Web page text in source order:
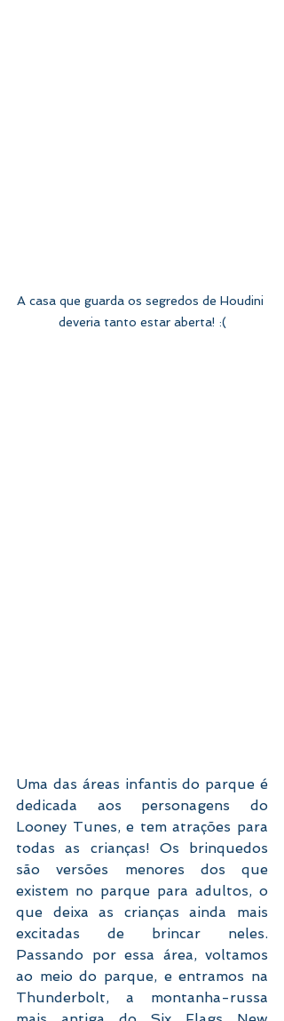
A casa que guarda os segredos de Houdini
deveria tanto estar aberta! :(
Uma das áreas infantis do parque é
dedicada aos personagens do
Looney Tunes, e tem atrações para
todas as crianças! Os brinquedos
são versões menores dos que
existem no parque para adultos, o
que deixa as crianças ainda mais
excitadas de brincar neles.
Passando por essa área, voltamos
ao meio do parque, e entramos na
Thunderbolt, a montanha-russa